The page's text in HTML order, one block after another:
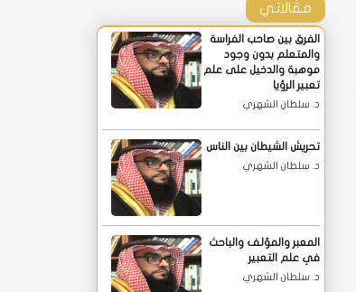
مقالاتي
الفرق بين صاحب الفراسة
والمتعلم بدون وجود
موهبة والدخيل على علم
تعبير الرؤيا
د. سلطان الشهري
تحريش الشيطان بين الناس
د. سلطان الشهري
المعبر والمؤلف والباحث
في علم التعبير
د. سلطان الشهري